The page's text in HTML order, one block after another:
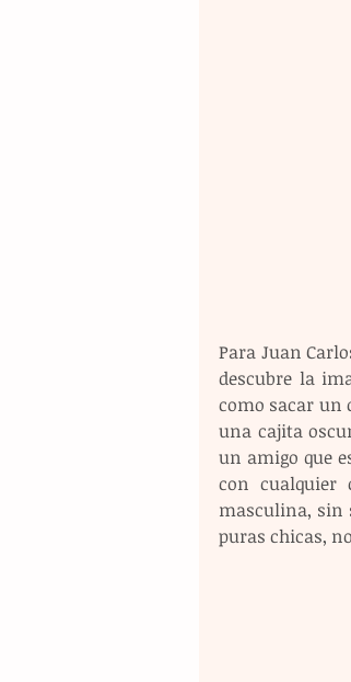
Para Juan
descubre la
como sacar un
una cajita
un amigo que
con cualquier
masculina, sin
puras chicas,